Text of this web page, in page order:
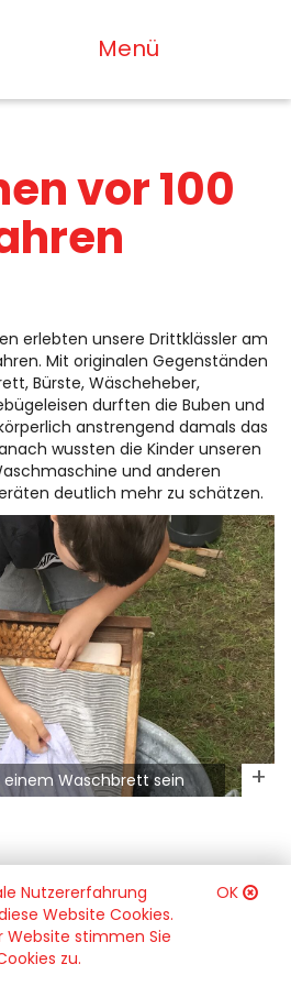
OK
Nutzererfahrung
Website Cookies.
Website stimmen Sie
zu.
Menü
vor 100
erlebten unsere Drittklässler am
Mit originalen Gegenständen
Bürste, Wäscheheber,
durften die Buben und
anstrengend damals das
wussten die Kinder unseren
und anderen
deutlich mehr zu schätzen.
Waschbrett sein